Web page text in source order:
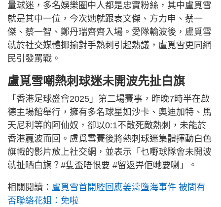
量球迷，多名娛樂圈中人都是忠實粉絲，其中盧覓雪
就是其中一位，今次她就跟袁文傑、方力申、蔡一
傑、蔡一智、鄭丹瑞齊齊入場。愛隊輸波後，盧覓雪
就於社交媒體揶揄對手熱刺引起熱議，盧覓雪更同網
民引發罵戰。
盧覓雪嘲熱刺球迷未開波先扯白旗
「香港足球盛會2025」第二場賽事，昨晚7時半在啟
德主場館舉行，擁有多名球星如沙卡、奧迪加特、馬
天尼利等的阿仙奴，卻以0:1不敵死敵熱刺，未能於
香港贏波而回。盧覓雪賽後將熱刺球迷集體揮動白色
旗幟的影片放上社交網，並表示「乜嘢球隊會未開波
就扯晒白旗？#隻盃唔恨要 #留返畀佢哋要喇」。
相關閱讀： 盧覓雪首開腔回應姜濤墮海事件 被問有
否聯絡花姐：免啦